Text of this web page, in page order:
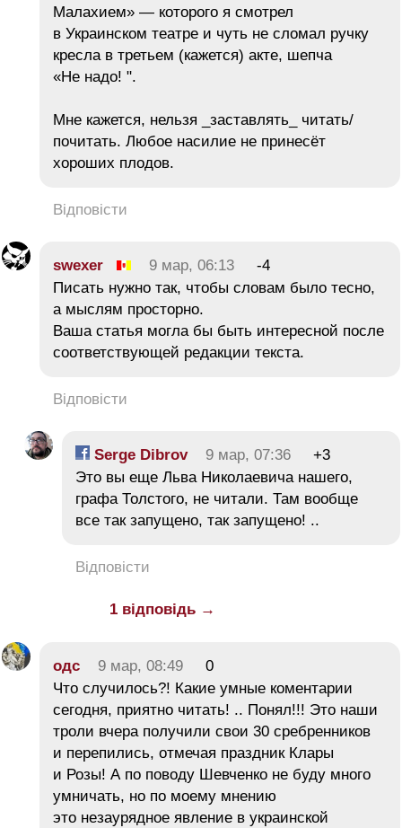
Малахием» — которого я смотрел
в Украинском театре и чуть не сломал ручку
кресла в третьем (кажется) акте, шепча
«Не надо! ".
Мне кажется, нельзя _заставлять_ читать/
почитать. Любое насилие не принесёт
хороших плодов.
Відповісти
swexer 9 мар, 06:13
-4
Писать нужно так, чтобы словам было тесно,
а мыслям просторно.
Ваша статья могла бы быть интересной после
соответствующей редакции текста.
Відповісти
Serge Dibrov 9 мар, 07:36
+3
Это вы еще Льва Николаевича нашего,
графа Толстого, не читали. Там вообще
все так запущено, так запущено! ..
Відповісти
1 відповідь →
одс 9 мар, 08:49
0
Что случилось?! Какие умные коментарии
сегодня, приятно читать! .. Понял!!! Это наши
троли вчера получили свои 30 сребренников
и перепились, отмечая праздник Клары
и Розы! А по поводу Шевченко не буду много
умничать, но по моему мнению
это незаурядное явление в украинской